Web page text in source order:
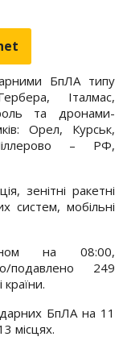
БпЛА типу
Італмас,
та дронами-
Орел, Курськ,
– РФ,
зенітні ракетні
систем, мобільні
на 08:00,
подавлено 249
БпЛА на 11
місцях.